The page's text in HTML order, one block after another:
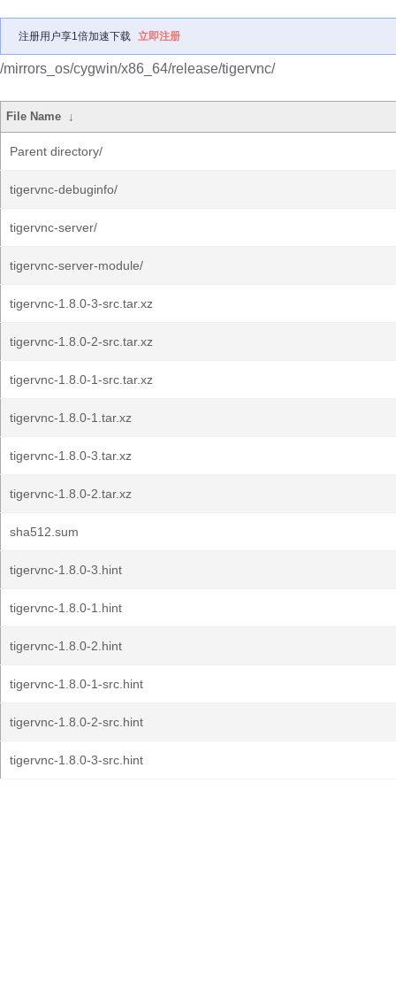
注册用户享1倍加速下载 立即注册
/mirrors_os/cygwin/x86_64/release/tigervnc/
File Name ↓
Parent directory/
tigervnc-debuginfo/
tigervnc-server/
tigervnc-server-module/
tigervnc-1.8.0-3-src.tar.xz
tigervnc-1.8.0-2-src.tar.xz
tigervnc-1.8.0-1-src.tar.xz
tigervnc-1.8.0-1.tar.xz
tigervnc-1.8.0-3.tar.xz
tigervnc-1.8.0-2.tar.xz
sha512.sum
tigervnc-1.8.0-3.hint
tigervnc-1.8.0-1.hint
tigervnc-1.8.0-2.hint
tigervnc-1.8.0-1-src.hint
tigervnc-1.8.0-2-src.hint
tigervnc-1.8.0-3-src.hint